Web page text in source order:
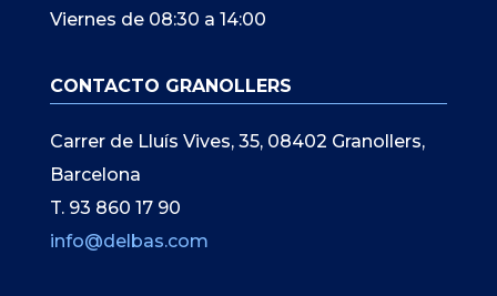
Viernes de 08:30 a 14:00
CONTACTO GRANOLLERS
Carrer de Lluís Vives, 35, 08402 Granollers,
Barcelona
T. 93 860 17 90
info@delbas.com